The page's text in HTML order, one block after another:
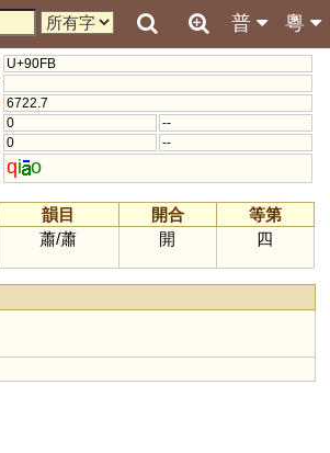
粵
普
U+90FB
6722.7
0
--
0
--
qi o
韻目 開合
等第
蕭/蕭 開 四